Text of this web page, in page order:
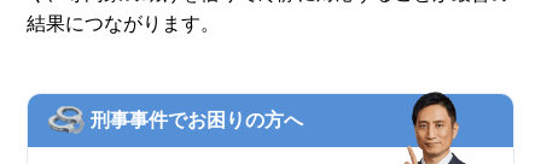
結果につながります。
刑事事件でお困りの方へ